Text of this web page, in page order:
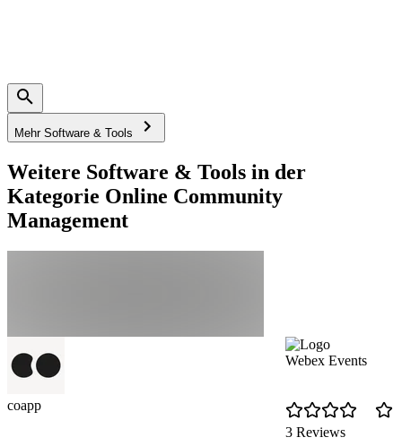
Mehr Software & Tools
Weitere Software & Tools in der
Kategorie Online Community
Management
coapp
Webex Events
3 Reviews